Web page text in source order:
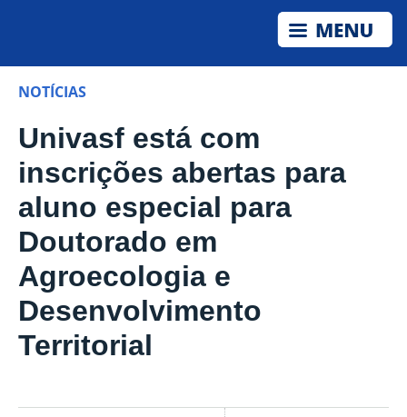
NOTÍCIAS
Univasf está com
inscrições abertas para
aluno especial para
Doutorado em
Agroecologia e
Desenvolvimento
Territorial